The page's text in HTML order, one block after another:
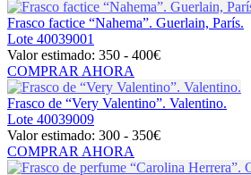
Frasco factice “Nahema”. Guerlain, París.
Lote 40039001
Valor estimado: 350 - 400€
COMPRAR AHORA
Frasco de “Very Valentino”. Valentino.
Lote 40039009
Valor estimado: 300 - 350€
COMPRAR AHORA